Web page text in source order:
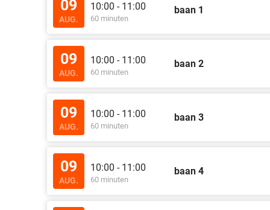
09
AUG.
10:00 - 11:00
60 minuten
baan 1
09
AUG.
10:00 - 11:00
60 minuten
baan 2
09
AUG.
10:00 - 11:00
60 minuten
baan 3
09
AUG.
10:00 - 11:00
60 minuten
baan 4